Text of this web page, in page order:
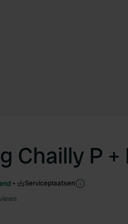
Chailly P +
Serviceplaatsen